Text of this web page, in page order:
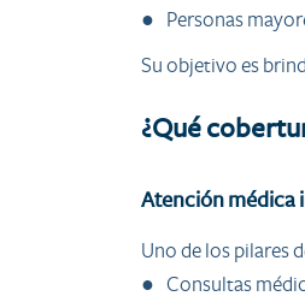
● Personas
Su objetivo es
¿Qué
Atención médica
Uno de los pilares
● Consultas